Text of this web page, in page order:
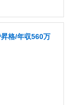
格/年収560万